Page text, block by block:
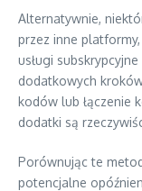
Alternatywnie,
przez inne
usługi
dodatkowych
kodów lub łączenie
dodatki są
Porównując te
potencjalne